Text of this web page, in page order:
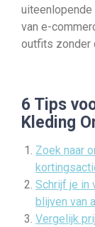
uiteenlopende
van e-
outfits zonder
6 Tips
Kleding
Zoek naar
Schrijf je in
blijven van
Vergelijk